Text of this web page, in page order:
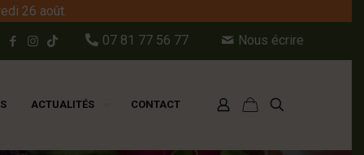
26 août.
07 81 77 56 77 Nous écrire
ACTUALITÉS CONTACT